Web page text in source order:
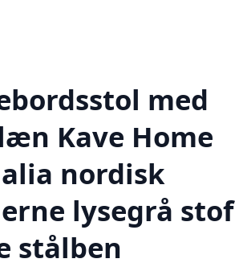
med
Kave Home
nordisk
lysegrå stof
stålben